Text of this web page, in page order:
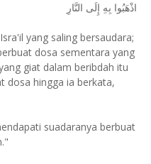
اذْهَبُوا بِهِ إِلَى النَّارِ
yang saling bersaudara;
dosa sementara yang
giat dalam beribdah itu
dosa hingga ia berkata,
suadaranya berbuat